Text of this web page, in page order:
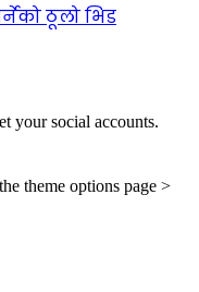
ठूलो भिड
your social accounts.
theme options page >